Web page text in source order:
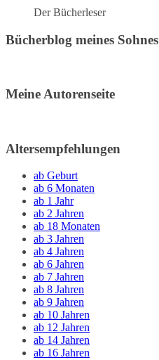
Der Bücherleser
Bücherblog meines Sohnes
Meine Autorenseite
Altersempfehlungen
ab Geburt
ab 6 Monaten
ab 1 Jahr
ab 2 Jahren
ab 18 Monaten
ab 3 Jahren
ab 4 Jahren
ab 6 Jahren
ab 7 Jahren
ab 8 Jahren
ab 9 Jahren
ab 10 Jahren
ab 12 Jahren
ab 14 Jahren
ab 16 Jahren